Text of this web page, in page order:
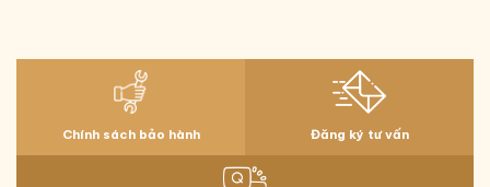
Tỷ lệ pha thông dụng: Từ 4 – 12 ml/ 1 kg đồ vải.
Lưu trữ xa khu vực ăn uống và tránh ánh nắng trực tiếp.
Chính sách bảo hành Đăng ký tư vấn